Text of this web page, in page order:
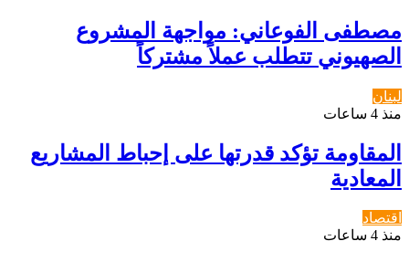
مصطفى الفوعاني: مواجهة المشروع
الصهيوني تتطلب عملاً مشتركاً
لبنان
منذ 4 ساعات
المقاومة تؤكد قدرتها على إحباط المشاريع
المعادية
اقتصاد
منذ 4 ساعات